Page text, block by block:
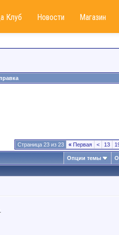
Клуб Новости Магазин
Страница 23 из 23 « Первая < 13
Опции темы